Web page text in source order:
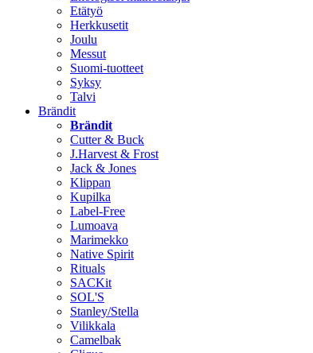
Etätyö
Herkkusetit
Joulu
Messut
Suomi-tuotteet
Syksy
Talvi
Brändit
Brändit
Cutter & Buck
J.Harvest & Frost
Jack & Jones
Klippan
Kupilka
Label-Free
Lumoava
Marimekko
Native Spirit
Rituals
SACKit
SOL'S
Stanley/Stella
Vilikkala
Camelbak